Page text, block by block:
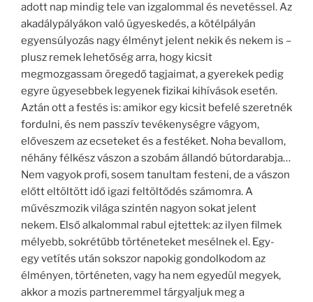
adott nap mindig tele van izgalommal és nevetéssel. Az
akadálypályákon való ügyeskedés, a kötélpályán
egyensúlyozás nagy élményt jelent nekik és nekem is –
plusz remek lehetőség arra, hogy kicsit
megmozgassam öregedő tagjaimat, a gyerekek pedig
egyre ügyesebbek legyenek fizikai kihívások esetén.
Aztán ott a festés is: amikor egy kicsit befelé szeretnék
fordulni, és nem passzív tevékenységre vágyom,
előveszem az ecseteket és a festéket. Noha bevallom,
néhány félkész vászon a szobám állandó bútordarabja…
Nem vagyok profi, sosem tanultam festeni, de a vászon
előtt eltöltött idő igazi feltöltődés számomra. A
művészmozik világa szintén nagyon sokat jelent
nekem. Első alkalommal rabul ejtettek: az ilyen filmek
mélyebb, sokrétűbb történeteket mesélnek el. Egy-
egy vetítés után sokszor napokig gondolkodom az
élményen, történeten, vagy ha nem egyedül megyek,
akkor a mozis partneremmel tárgyaljuk meg a